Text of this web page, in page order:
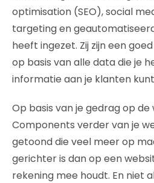
optimisation (SEO), social
targeting en
heeft ingezet. Zij zijn een
op basis van alle data die je
informatie aan je klanten
Op basis van je gedrag op de
Components verder van je
getoond die veel meer op
gerichter is dan op een
rekening mee houdt. En niet